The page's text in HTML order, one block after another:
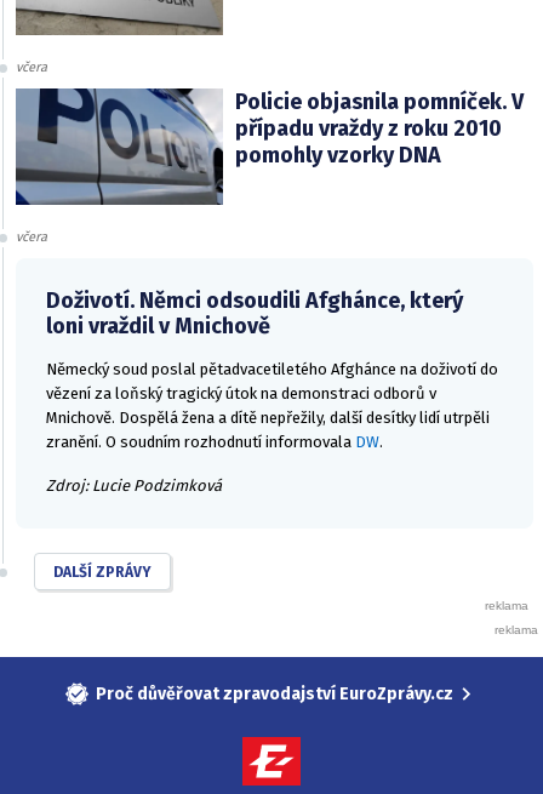
včera
Policie objasnila pomníček. V
případu vraždy z roku 2010
pomohly vzorky DNA
včera
Doživotí. Němci odsoudili Afghánce, který
loni vraždil v Mnichově
Německý soud poslal pětadvacetiletého Afghánce na doživotí do
vězení za loňský tragický útok na demonstraci odborů v
Mnichově. Dospělá žena a dítě nepřežily, další desítky lidí utrpěli
zranění. O soudním rozhodnutí informovala DW.
Zdroj: Lucie Podzimková
DALŠÍ ZPRÁVY
Proč důvěřovat zpravodajství EuroZprávy.cz